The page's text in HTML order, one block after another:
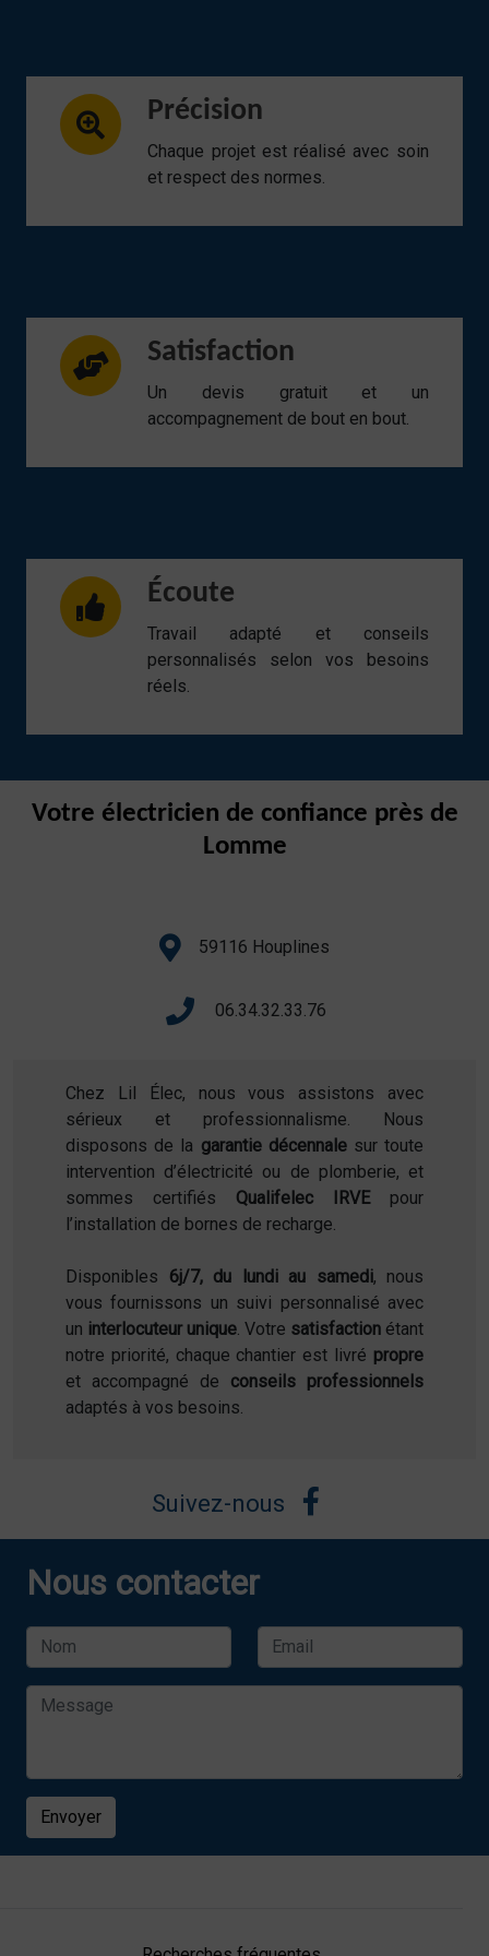
Précision
Chaque projet est réalisé avec soin
et respect des normes.
Satisfaction
Un devis gratuit et un
accompagnement de bout en bout.
Écoute
Travail adapté et conseils
personnalisés selon vos besoins
réels.
Votre électricien de confiance près de
Lomme
59116 Houplines
06.34.32.33.76
Chez Lil Élec, nous vous assistons avec
sérieux et professionnalisme. Nous
disposons de la garantie décennalesur toute
intervention d’électricité ou de plomberie, et
sommes certifiés Qualifelec IRVEpour
l’installation de bornes de recharge.
Disponibles 6j/7, du lundi au samedi, nous
vous fournissons un suivi personnalisé avec
un interlocuteur unique. Votre satisfaction étant
notre priorité, chaque chantier est livré propre
et accompagné de conseils professionnels
adaptés à vos besoins.
Suivez-nous
Nous contacter
Envoyer